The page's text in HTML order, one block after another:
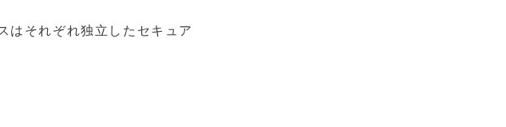
はそれぞれ独立したセキュア